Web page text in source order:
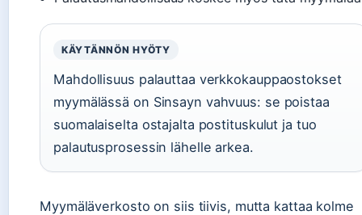
KÄYTÄNNÖN HYÖTY
Mahdollisuus palauttaa verkkokauppaostokset
myymälässä on Sinsayn vahvuus: se poistaa
suomalaiselta ostajalta postituskulut ja tuo
palautusprosessin lähelle arkea.
Myymäläverkosto on siis tiivis, mutta kattaa kolme